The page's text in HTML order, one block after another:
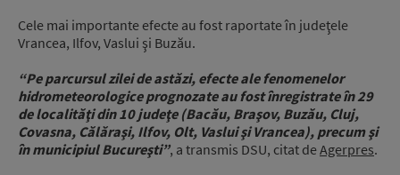
Cele mai importante efecte au fost raportate în judeţele
Vrancea, Ilfov, Vaslui şi Buzău.
“Pe parcursul zilei de astăzi, efecte ale fenomenelor
hidrometeorologice prognozate au fost înregistrate în 29
de localităţi din 10 judeţe (Bacău, Braşov, Buzău, Cluj,
Covasna, Călăraşi, Ilfov, Olt, Vaslui şi Vrancea), precum şi
în municipiul Bucureşti”, a transmis DSU, citat deAgerpres.